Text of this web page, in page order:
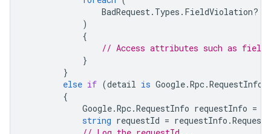
BadRequest. Types . FieldViolation?
)
{
// Access attributes such as
}
}
else if (detail is Google.Rpc.RequestInfo
{
Google.Rpc.RequestInfo requestInfo =
string requestId = requestInfo .